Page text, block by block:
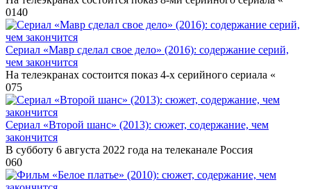
0140
Сериал «Мавр сделал свое дело» (2016): содержание серий,
чем закончится
На телеэкранах состоится показ 4-х серийного сериала «
075
Сериал «Второй шанс» (2013): сюжет, содержание, чем
закончится
В субботу 6 августа 2022 года на телеканале Россия
060